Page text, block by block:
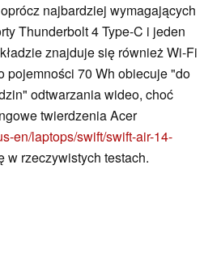
najbardziej wymagających
Thunderbolt 4 Type-C i jeden
znajduje się również Wi-Fi
pojemności 70 Wh obiecuje "do
odtwarzania wideo, choć
twierdzenia Acer
en/laptops/swift/swift-air-14-
w rzeczywistych testach.